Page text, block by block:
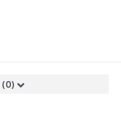
(0)